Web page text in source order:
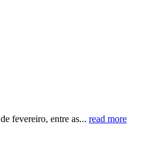
fevereiro, entre as... read more